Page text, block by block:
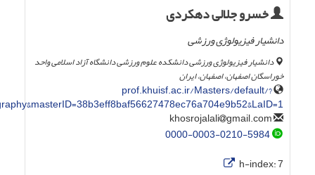
خسرو جلالی دهکردی
دانشیار فیزیولوژی ورزشی
دانشیار فیزیولوژی ورزشی دانشکده علوم ورزشی دانشگاه آزاد اسلامی واحد
خوراسگان اصفهان، اصفهان، ایران
prof.khuisf.ac.ir/Masters/default/?
gmail.com
0000-0003-0210-5984
h-index:7